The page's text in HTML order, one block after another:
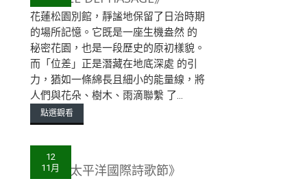
花蓮松園別館，靜謐地保留了⽇治時期
的場所記憶。它既是⼀座⽣機盎然 的
秘密花園，也是⼀段歷史的原初樣貌。
⽽「位差」正是潛藏在地底深處 的引
⼒，猶如⼀條綿長且細⼩的能量線，將
⼈們與花朵、樹⽊、雨滴聯繫 了...
點選觀看
12
11月
《2022太平洋國際詩歌節》